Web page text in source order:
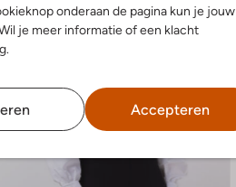
onderaan de pagina kun je jouw
je meer informatie of een klacht
.
Accepteren